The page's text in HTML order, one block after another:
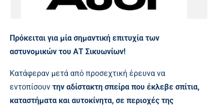
Πρόκειται για μία σημαντική επιτυχία των
αστυνομικών του ΑΤ Σικυωνίων!
Κατάφεραν μετά από προσεχτική έρευνα να
εντοπίσουν την αδίστακτη σπείρα που έκλεβε σπίτια,
καταστήματα και αυτοκίνητα, σε περιοχές της